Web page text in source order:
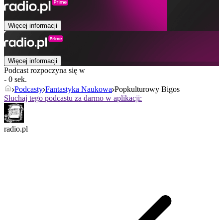
Więcej informacji
Więcej informacji
Podcast rozpoczyna się w
- 0 sek.
Podcasty Fantastyka Naukowa Popkulturowy Bigos
Słuchaj tego podcastu za darmo w aplikacji:
radio.pl